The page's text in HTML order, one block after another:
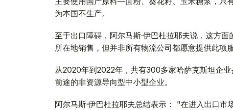
为本国不生产。
至于出口障碍，阿尔马斯·伊巴杜拉耶夫说，这方
所在地销售，但并非所有物流公司都愿意提供此项服
从2020年到2022年，共有300多家哈萨克斯坦企
前途的非资源导向型中小型企业。
阿尔马斯·伊巴杜拉耶夫总结表示： "在进入出口